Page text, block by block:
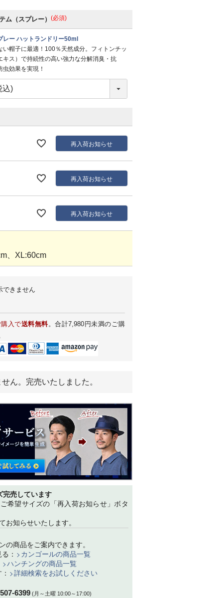
ム（スプレー） (必須)
レー ハットランドリー50ml
い帽子に最適！100％天然成分。フィトンチッ
キス）で持続性の高い強力な分解消臭・抗
効果を実現！
再入荷お知らせ
再入荷お知らせ
再入荷お知らせ
、XL:60cm
できません
入で送料無料。合計7,980円未満のご購
ん。完売いたしました。
完売しています
希望サイズの「再入荷お知らせ」ボタ
お知らせいたします。
の商品をご案内できます。
：
カンゴールの商品一覧
ハンチングの商品一覧
詳細検索をお試しください
6399(月～土曜 10:00～17:00)